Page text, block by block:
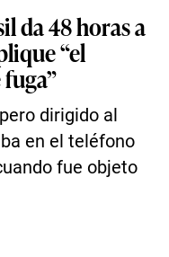
da 48 horas a
“el
dirigido al
en el teléfono
fue objeto